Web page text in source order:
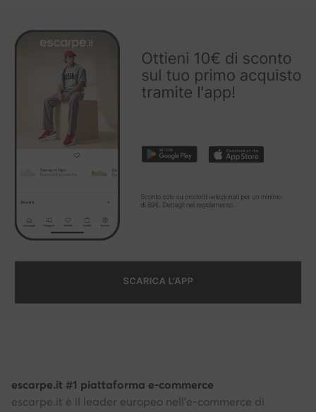
escarpe.it #1 piattaforma e-commerce
escarpe.it è il leader europeo nell'e-commerce di